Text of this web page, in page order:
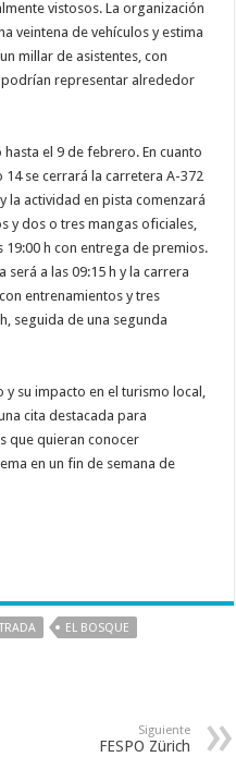
vistosos. La organización
veintena de vehículos y estima
millar de asistentes, con
podrían representar alrededor
el 9 de febrero. En cuanto
se cerrará la carretera A-372
la actividad en pista comenzará
y dos o tres mangas oficiales,
h con entrega de premios.
a las 09:15 h y la carrera
entrenamientos y tres
seguida de una segunda
su impacto en el turismo local,
cita destacada para
que quieran conocer
en un fin de semana de
EL BOSQUE
Siguiente
FESPO Zürich